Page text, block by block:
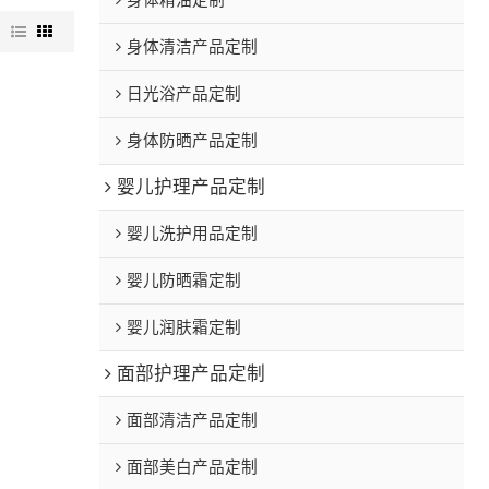
身体清洁产品定制
日光浴产品定制
身体防晒产品定制
婴儿护理产品定制
婴儿洗护用品定制
婴儿防晒霜定制
婴儿润肤霜定制
面部护理产品定制
面部清洁产品定制
面部美白产品定制